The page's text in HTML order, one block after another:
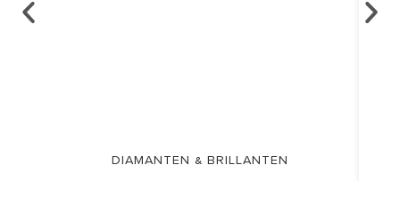
DIAMANTEN & BRILLANTEN